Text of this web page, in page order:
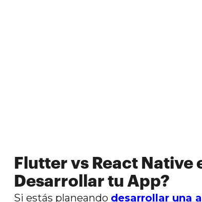
Flutter vs React Native
Desarrollar tu App?
Si estás planeando desarrollar una